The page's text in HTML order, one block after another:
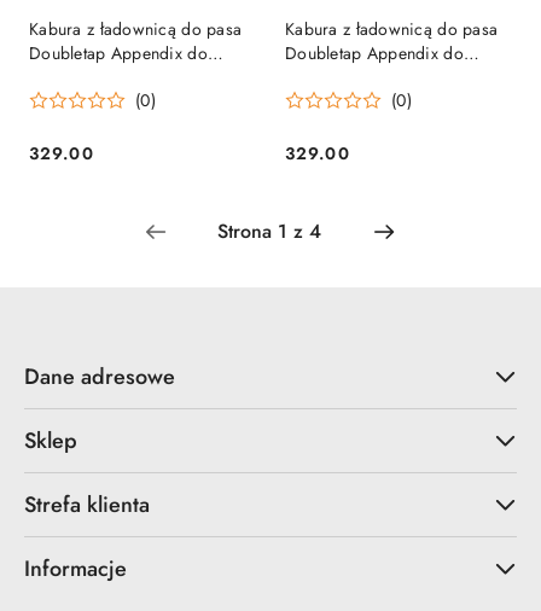
Kabura z ładownicą do pasa
Doubletap Appendix do
Doubletap
(0)
Cena:
329.00
Kabura z ładownicą do pasa
Doubletap Appendix do
(0)
Cena:
329.00
Dane adresowe
Sklep
Strefa klienta
Informacje